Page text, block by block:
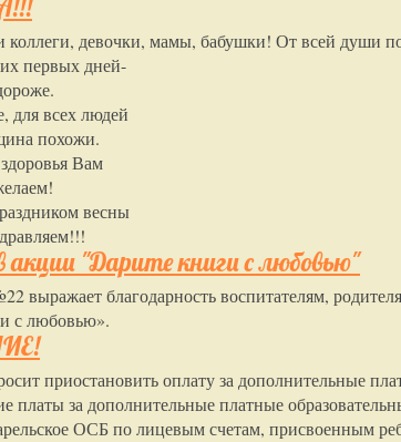
девочки, мамы, бабушки! От всей души
первых дней-
для всех людей
похожи.
Вам
весны
акции "Дарите книги с любовью"
выражает благодарность воспитателям,
с любовью».
приостановить оплату за дополнительные
платы за дополнительные платные
ОСБ по лицевым счетам, присвоенным